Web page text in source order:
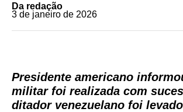
Da redação
3 de janeiro de 2026
Presidente americano
militar foi realizada com
ditador venezuelano foi